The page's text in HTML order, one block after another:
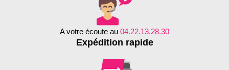
A votre écoute au 04.22.13.28.30
Expédition rapide